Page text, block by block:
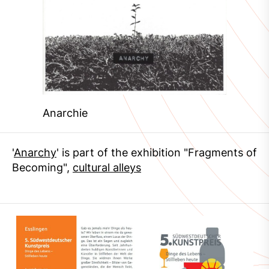
Anarchie
'Anarchy' is part of the exhibition "Fragments of
Becoming", cultural alleys